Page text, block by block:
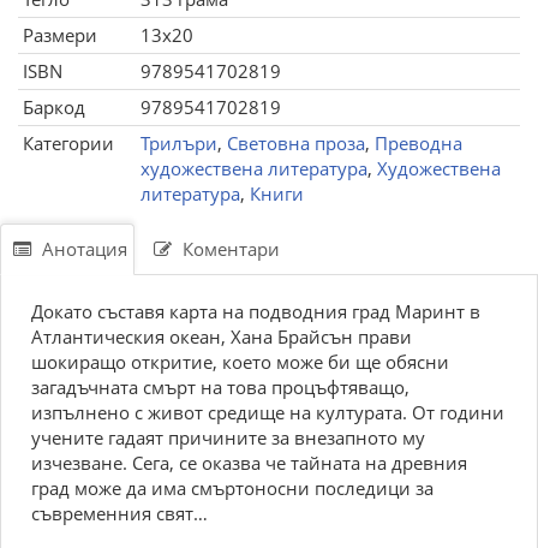
Размери
13x20
ISBN
9789541702819
Баркод
9789541702819
Категории
Трилъри, Световна проза, Преводна
художествена литература, Художествена
литература, Книги
Анотация Коментари
Докато съставя карта на подводния град Маринт в
Атлантическия океан, Хана Брайсън прави
шокиращо откритие, което може би ще обясни
загадъчната смърт на това процъфтяващо,
изпълнено с живот средище на културата. От години
учените гадаят причините за внезапното му
изчезване. Сега, се оказва че тайната на древния
град може да има смъртоносни последици за
съвременния свят…